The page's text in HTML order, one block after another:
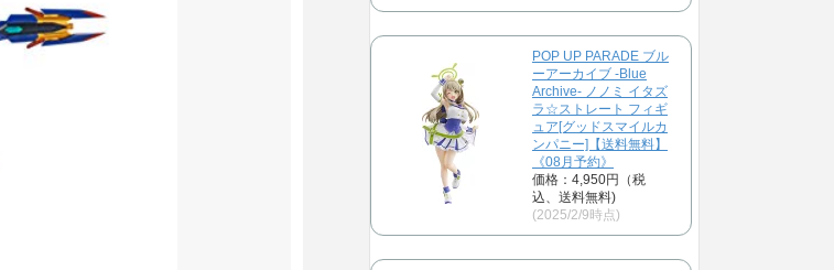
POP UP PARADE ブル
ーアーカイブ -Blue
Archive- ノノミ イタズ
ラ☆ストレート フィギ
ュア[グッドスマイルカ
ンパニー]【送料無料】
《08月予約》
価格：4,950円（税
込、送料無料)
(2025/2/9時点)